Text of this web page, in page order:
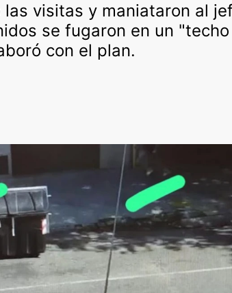
visitas y maniataron al
se fugaron en un
con el plan.